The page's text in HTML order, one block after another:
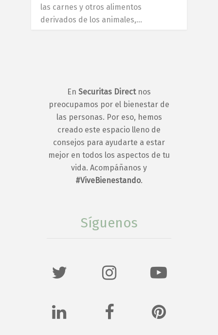
las carnes y otros alimentos
derivados de los animales,…
En Securitas Directnos
preocupamos por el bienestar de
las personas. Por eso, hemos
creado este espacio lleno de
consejos para ayudarte a estar
mejor en todos los aspectos de tu
vida. Acompáñanos y
#ViveBienestando.
Síguenos